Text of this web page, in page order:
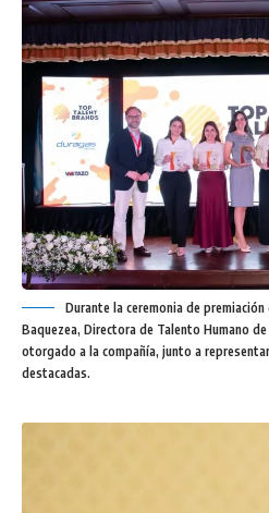
Durante la ceremonia de
Baquezea, Directora de Talento Humano
otorgado a la compañía, junto a
destacadas.